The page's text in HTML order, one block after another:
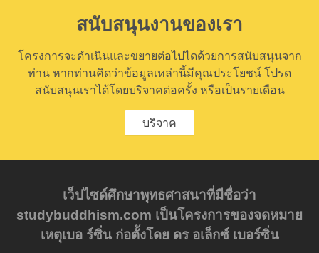
สนับสนุนงานของเรา
โครงการจะดำเนินและขยายต่อไปไดด้วยการสนับสนุนจาก
ท่าน หากท่านคิดว่าข้อมูลเหล่านี้มีคุณประโยชน์ โปรด
สนับสนุนเราได้โดยบริจาคต่อครั้ง หรือเป็นรายเดือน
บริจาค
เว็ปไซด์ศึกษาพุทธศาสนาที่มีชื่อว่า
studybuddhism.com เป็นโครงการของจดหมาย
เหตุเบอ ร์ซิ่น ก่อตั้งโดย ดร อเล็กซ์ เบอร์ซิ่น